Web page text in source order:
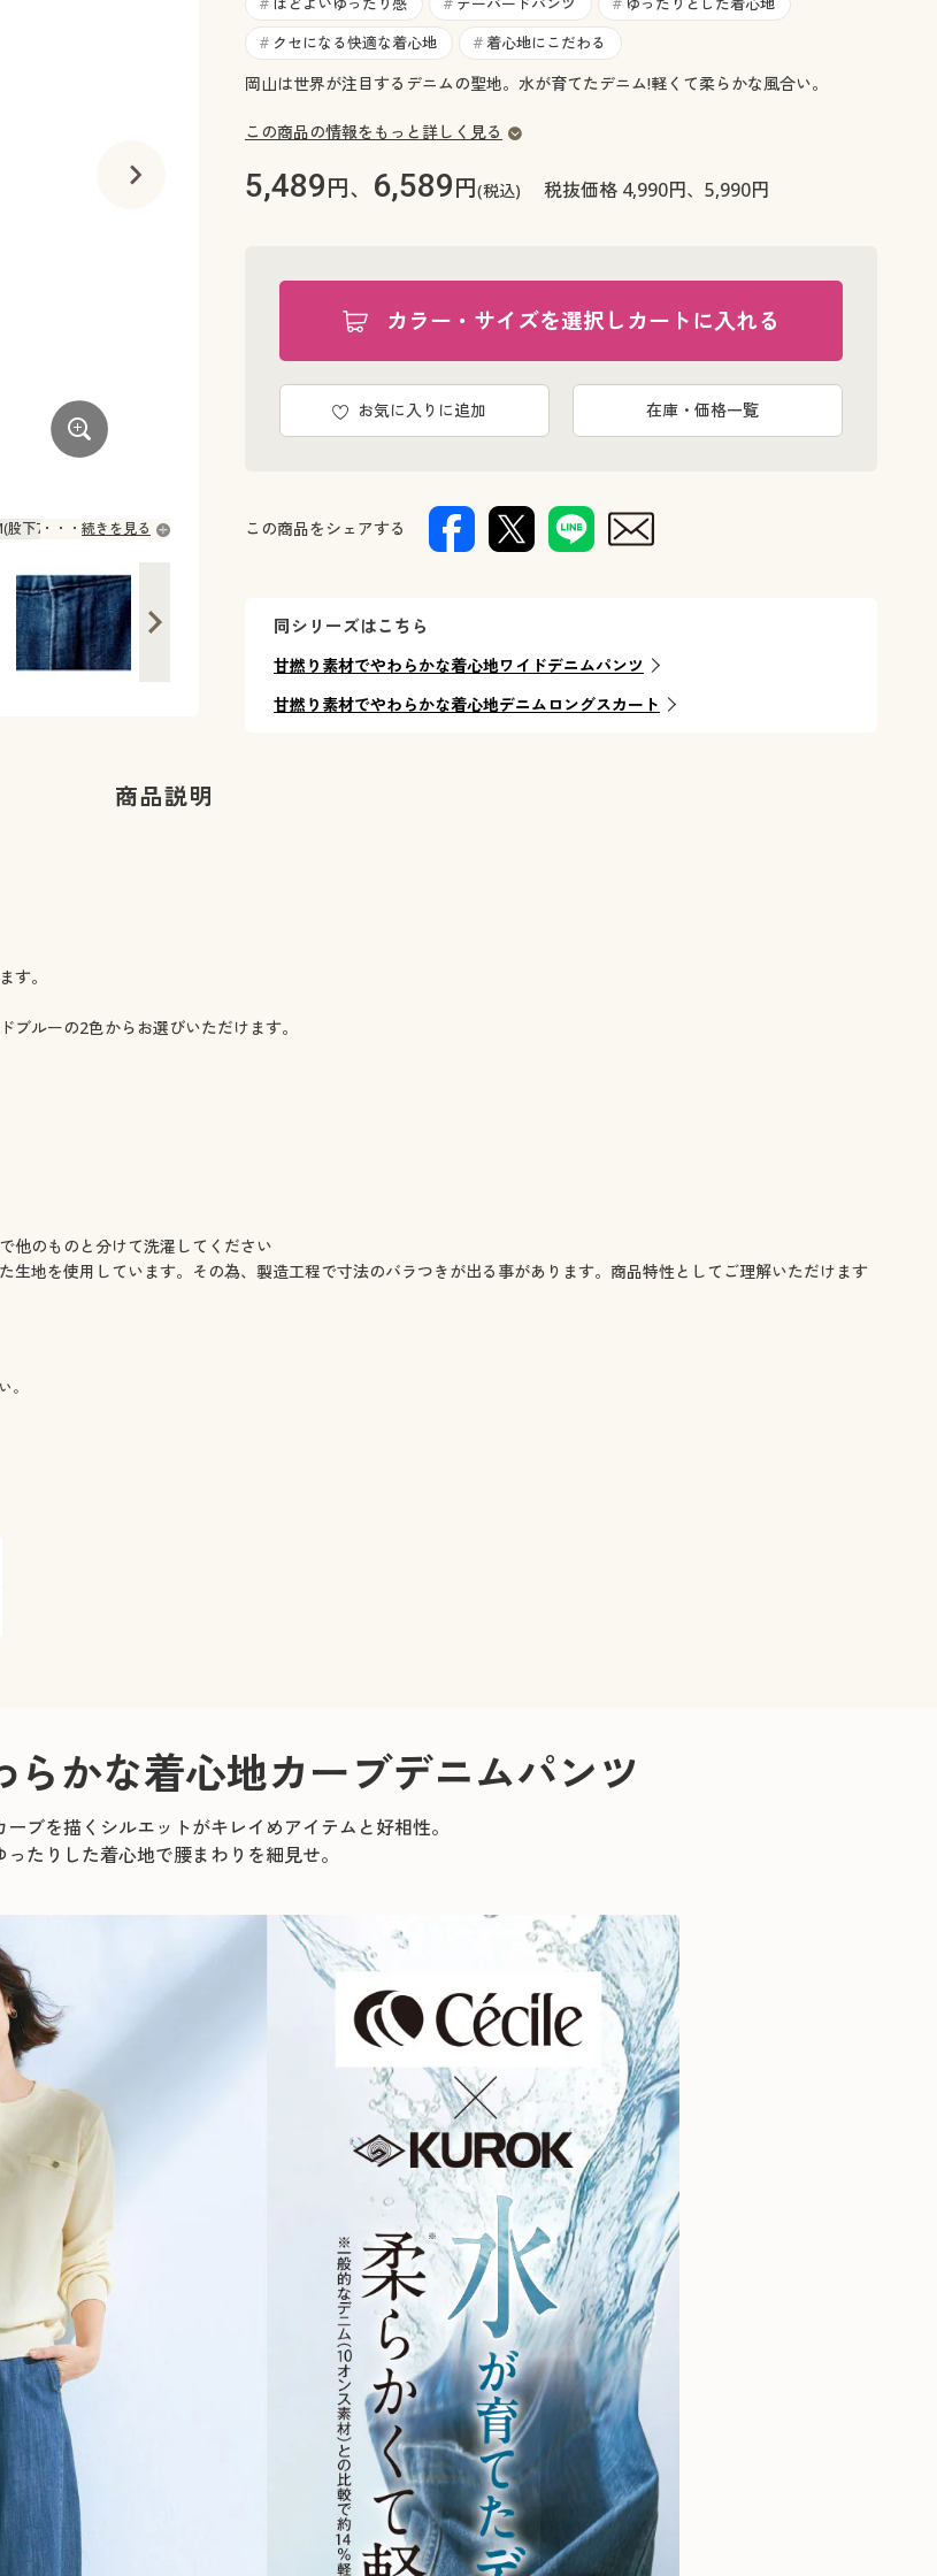
股下75) ◎ 在庫あり
続きを見る
# # #
# クセになる快適な着心地 # 着心地にこだわる
岡山は世界が注目するデニムの聖地。水が育てたデニム!軽くて柔らかな風合い。
この商品の情報をもっと詳しく見る
5,489円、 6,589円(税込) 税抜価格 4,990円、5,990円
カラー・サイズを選択しカートに入れる
お気に入りに追加 在庫・価格一覧
この商品をシェアする
同シリーズはこちら
甘撚り素材でやわらかな着心地ワイドデニムパンツ
甘撚り素材でやわらかな着心地デニムロングスカート
商品説明
す。
ルーの2色からお選びいただけます。
他のものと分けて洗濯してください
地を使用しています。その為、製造工程で寸法のバラつきが出る事があります。商品特性としてご理解いただけます
。
らかな着心地カーブデニムパンツ
ブを描くシルエットがキレイめアイテムと好相性。
ったりした着心地で腰まわりを細見せ。